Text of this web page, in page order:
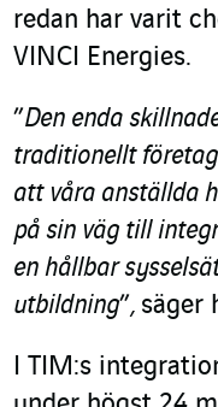
redan har varit
VINCI Energies.
”Den enda
traditionellt
att våra anställda
på sin väg till
en hållbar
utbildning”, säger
I TIM:s